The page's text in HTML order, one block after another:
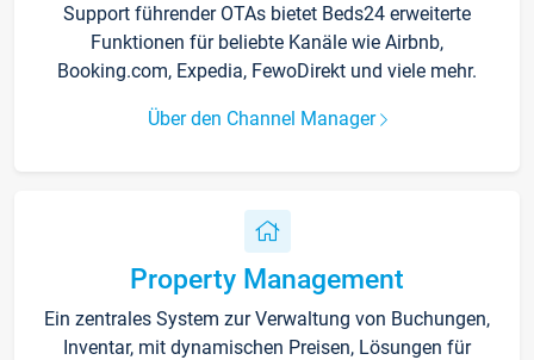
Support führender OTAs bietet Beds24 erweiterte
Funktionen für beliebte Kanäle wie Airbnb,
Booking.com, Expedia, FewoDirekt und viele mehr.
Über den Channel Manager
Property Management
Ein zentrales System zur Verwaltung von Buchungen,
Inventar, mit dynamischen Preisen, Lösungen für